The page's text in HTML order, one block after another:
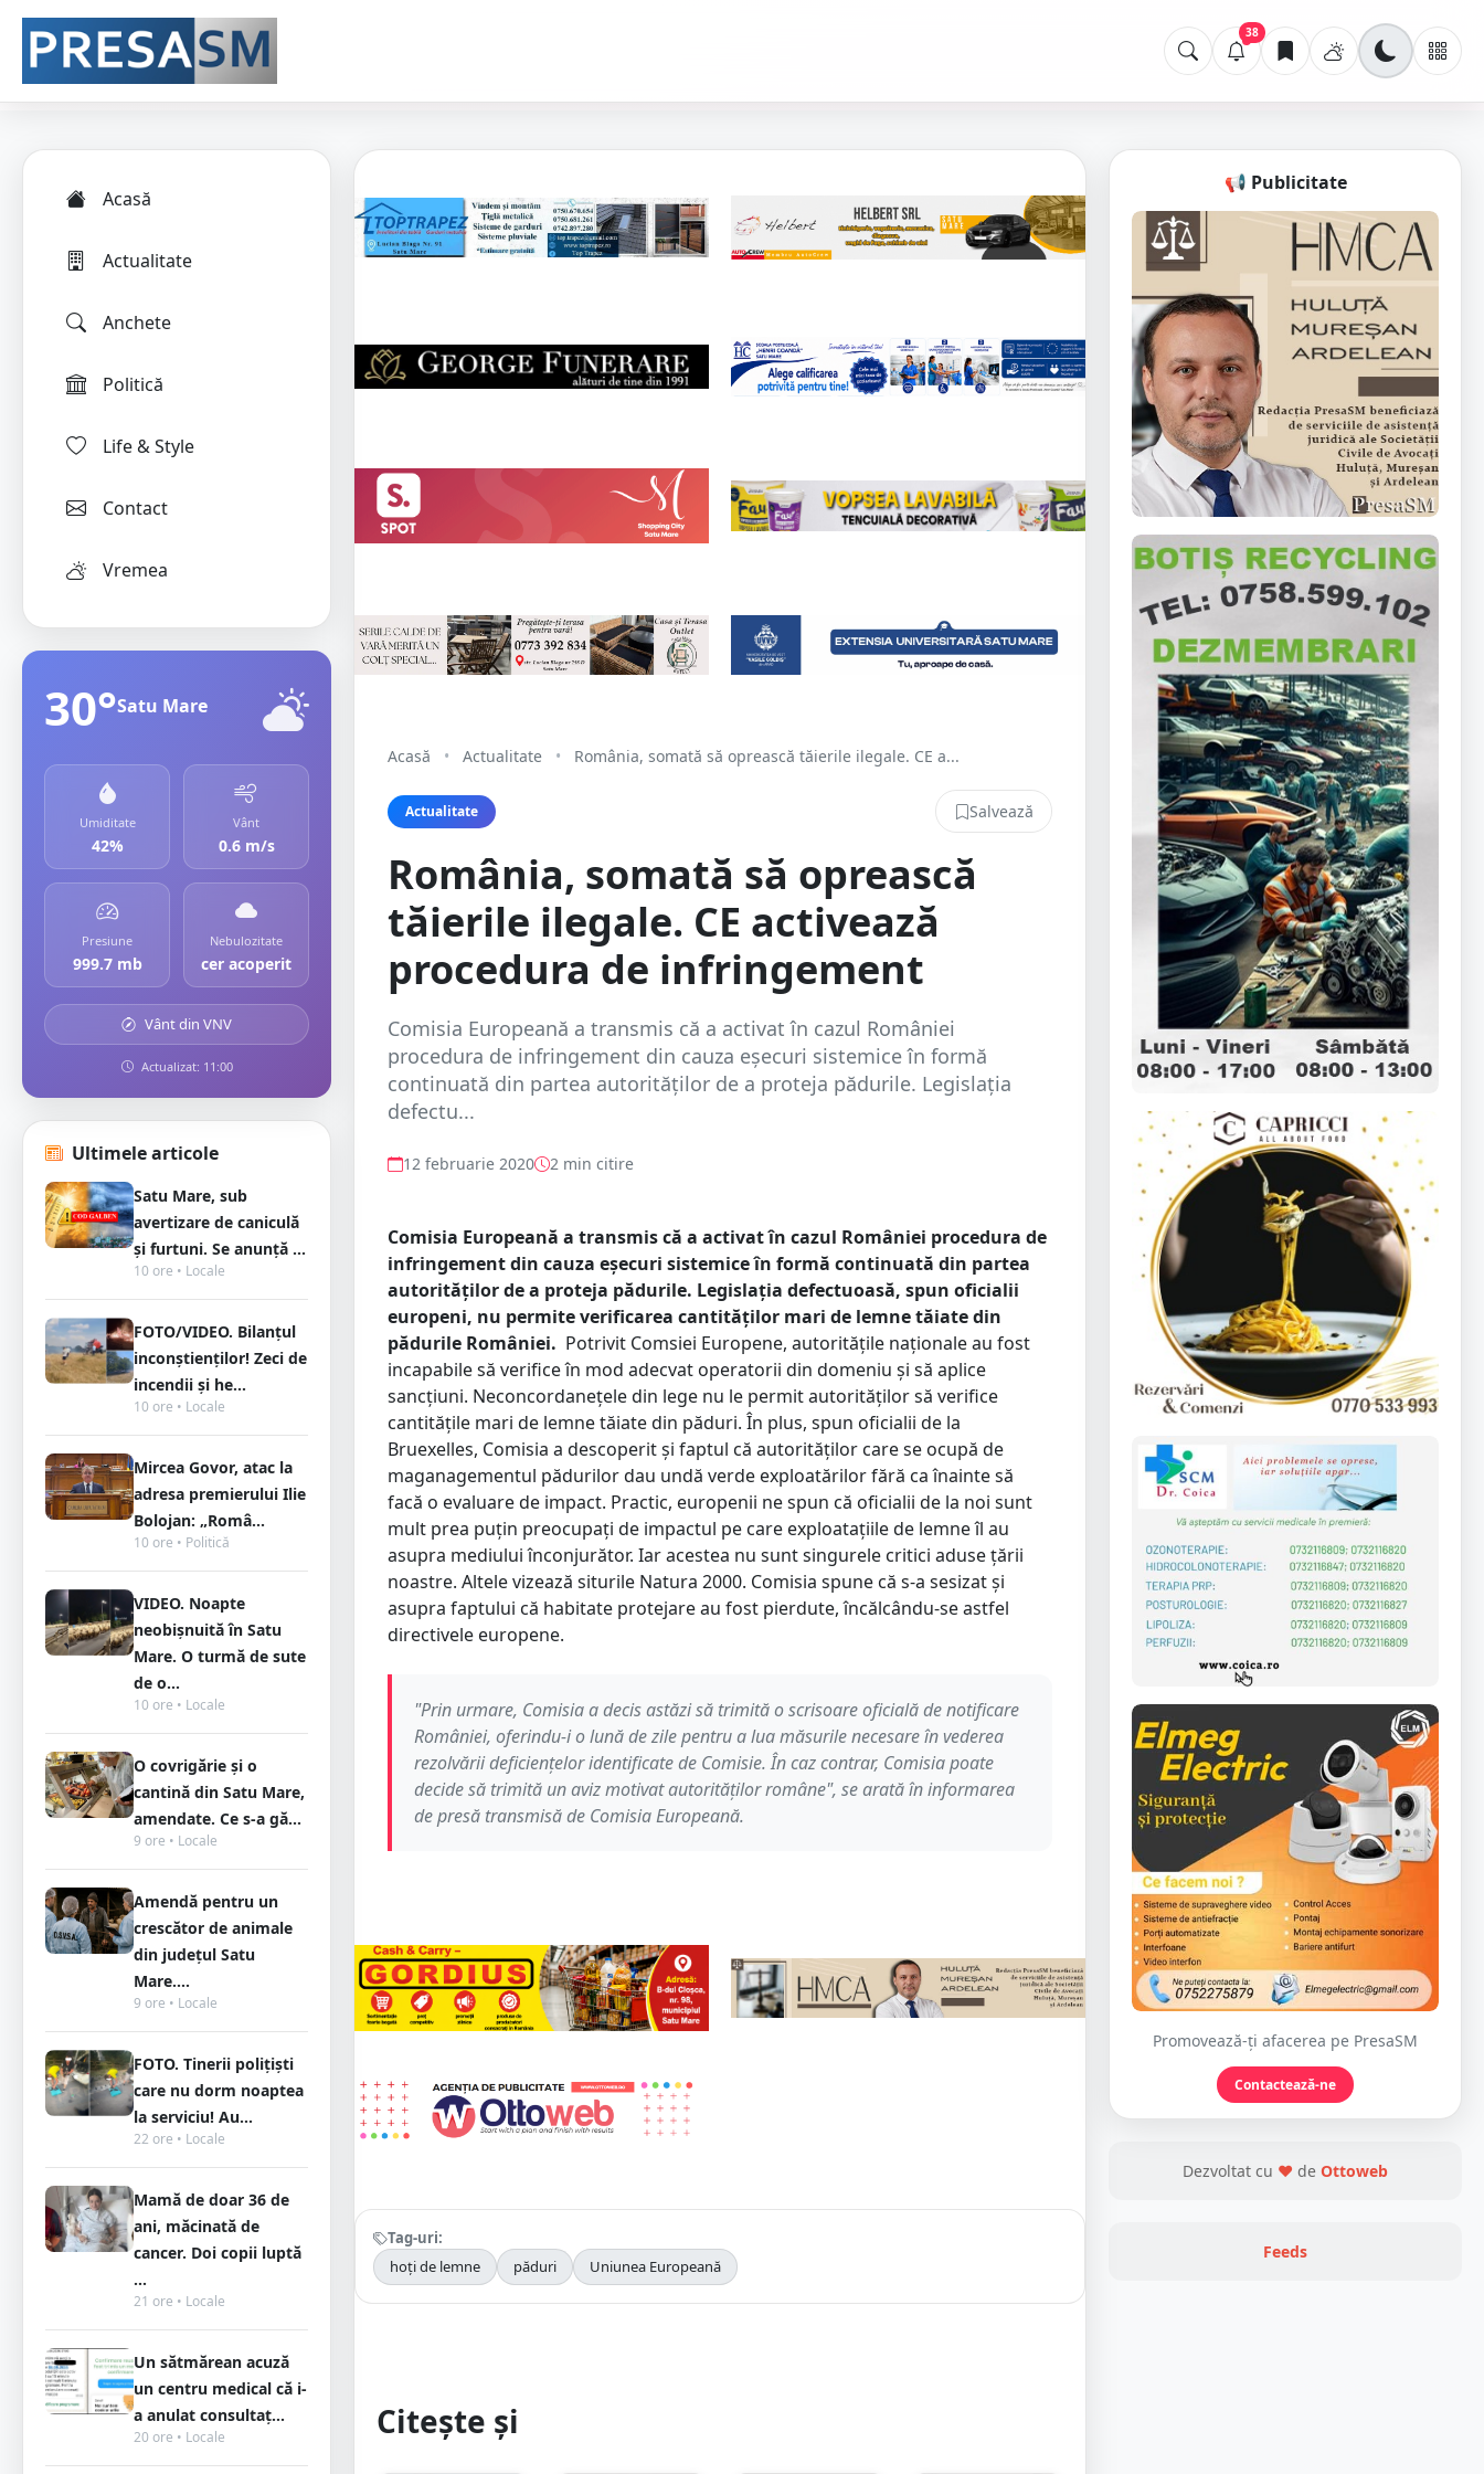
38
Acasă
Actualitate
Anchete
Politică
Life & Style
Contact
Vremea
30°Satu Mare
Umiditate
42%
Vânt
0.6 m/s
Presiune
999.7 mb
Nebulozitate
cer acoperit
Vânt din VNV
Actualizat: 11:00
Ultimele articole
Satu Mare, sub
avertizare de caniculă
și furtuni. Se anunță ...
10 ore • Locale
FOTO/VIDEO. Bilanțul
inconștienților! Zeci de
incendii și he...
10 ore • Locale
Mircea Govor, atac la
adresa premierului Ilie
Bolojan: „Româ...
10 ore • Politică
VIDEO. Noapte
neobișnuită în Satu
Mare. O turmă de sute
de o...
10 ore • Locale
O covrigărie și o
cantină din Satu Mare,
amendate. Ce s-a gă...
9 ore • Locale
Amendă pentru un
crescător de animale
din județul Satu
Mare....
9 ore • Locale
FOTO. Tinerii polițiști
care nu dorm noaptea
la serviciu! Au...
22 ore • Locale
Mamă de doar 36 de
ani, măcinată de
cancer. Doi copii luptă
...
21 ore • Locale
Un sătmărean acuză
un centru medical că i-
a anulat consultaț...
20 ore • Locale
Acasă • Actualitate • România, somată să oprească tăierile ilegale. CE a...
Actualitate Salvează
România, somată să oprească
tăierile ilegale. CE activează
procedura de infringement
Comisia Europeană a transmis că a activat în cazul României
procedura de infringement din cauza eșecuri sistemice în formă
continuată din partea autorităților de a proteja pădurile. Legislația
defectu...
12 februarie 2020 2 min citire
Comisia Europeană a transmis că a activat în cazul României procedura de
infringement din cauza eșecuri sistemice în formă continuată din partea
autorităților de a proteja pădurile. Legislația defectuoasă, spun oficialii
europeni, nu permite verificarea cantităților mari de lemne tăiate din
pădurile României. Potrivit Comsiei Europene, autoritățile naționale au fost
incapabile să verifice în mod adecvat operatorii din domeniu și să aplice
sancțiuni. Neconcordanețele din lege nu le permit autorităților să verifice
cantitățile mari de lemne tăiate din păduri. În plus, spun oficialii de la
Bruexelles, Comisia a descoperit și faptul că autorităților care se ocupă de
maganagementul pădurilor dau undă verde exploatărilor fără ca înainte să
facă o evaluare de impact. Practic, europenii ne spun că oficialii de la noi sunt
mult prea puțin preocupați de impactul pe care exploatațiile de lemne îl au
asupra mediului înconjurător. Iar acestea nu sunt singurele critici aduse țării
noastre. Altele vizează siturile Natura 2000. Comisia spune că s-a sesizat și
asupra faptului că habitate protejare au fost pierdute, încălcându-se astfel
directivele europene.
"Prin urmare, Comisia a decis astăzi să trimită o scrisoare oficială de notificare
României, oferindu-i o lună de zile pentru a lua măsurile necesare în vederea
rezolvării deficiențelor identificate de Comisie. În caz contrar, Comisia poate
decide să trimită un aviz motivat autorităților române", se arată în informarea
de presă transmisă de Comisia Europeană.
Tag-uri:
hoți de lemne
păduri Uniunea Europeană
Citește și
📢 Publicitate
Promovează-ți afacerea pe PresaSM
Contactează-ne
Dezvoltat cu ❤ de Ottoweb
Feeds